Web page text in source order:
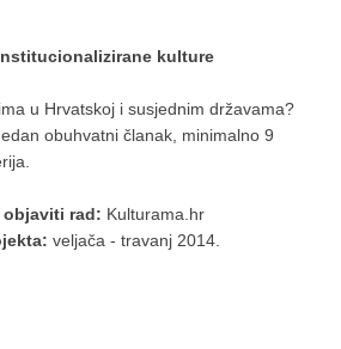
kulture
u Hrvatskoj i susjednim državama?
obuhvatni članak, minimalno 9
objaviti rad: Kulturama.hr
veljača - travanj 2014.